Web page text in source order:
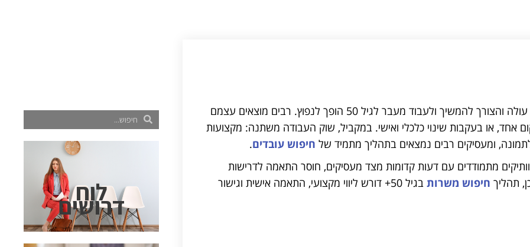
בישראל, כמו ברוב מדינות המערב, תוחלת החיים עולה והצורך להמשיך ולעבוד מעבר לגיל 50 הופך לנפוץ. רבים מוצאים עצמם
או בעקבות שינוי כלכלי ואישי. במקביל, שוק העבודה משתנה: מקצועות
ומעסיקים רבים נמצאים בתהליך מתמיד של חיפוש עובדים.
מתמודדים עם דעות קדומות מצד מעסיקים, חוסר התאמה לדרישות
תהליך חיפוש משרות
בגיל 50+ דורש ליווי מקצועי, התאמה אישית וגישור
לוח
דרושים